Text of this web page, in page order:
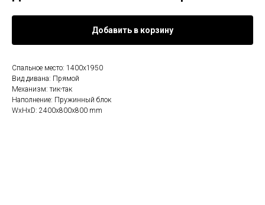
Добавить в корзину
Спальное место: 1400х1950
Вид дивана: Прямой
Механизм: тик-так
Наполнение: Пружинный блок
WxHxD: 2400x800x800 mm